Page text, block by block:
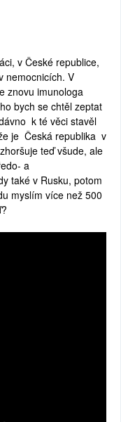
v České republice,
nemocnicích. V
znovu imunologa
bych se chtěl zeptat
k té věci stavěl
je Česká republika v
teď všude, ale
a
také v Rusku, potom
myslím více než 500